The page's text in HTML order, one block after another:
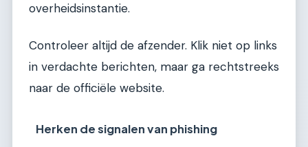
overheidsinstantie.
Controleer altijd de afzender. Klik niet op links
in verdachte berichten, maar ga rechtstreeks
naar de officiële website.
Herken de signalen van phishing